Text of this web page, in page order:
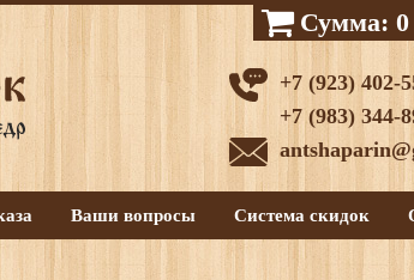
Сумма: 0
Ваши вопросы Система скидок
+7 (923) 402-
+7 (983) 344-